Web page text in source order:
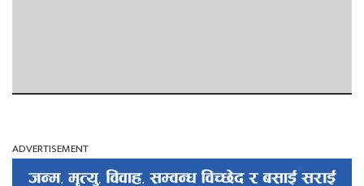
ADVERTISEMENT